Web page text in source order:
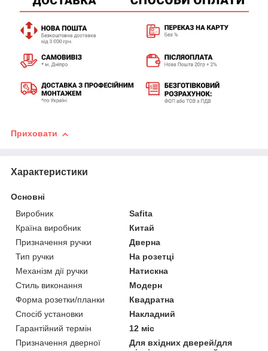
Приховати
Характеристики
Основні
Виробник
Safita
Країна виробник
Китай
Призначення ручки
Дверна
Тип ручки
На розетці
Механізм дії ручки
Натискна
Стиль виконання
Модерн
Форма розетки/планки
Квадратна
Спосіб установки
Накладний
Гарантійний термін
12 міс
Призначення дверної
Для вхідних дверей/для